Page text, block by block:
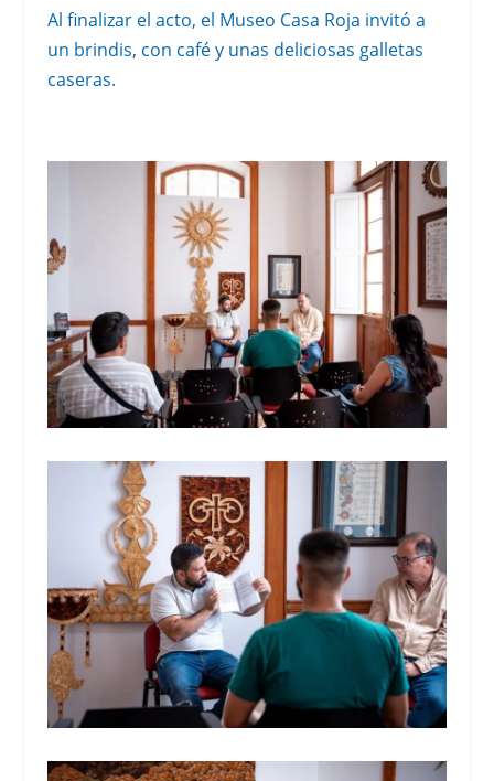
Al finalizar el acto, el Museo Casa Roja invitó a
un brindis, con café y unas deliciosas galletas
caseras.